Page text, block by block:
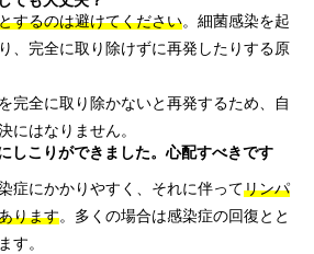
するのは避けてください。細菌感染を起
、完全に取り除けずに再発したりする原
完全に取り除かないと再発するため、自
にはなりません。
しこりができました。心配すべきです
症にかかりやすく、それに伴ってリンパ
ります。多くの場合は感染症の回復とと
す。